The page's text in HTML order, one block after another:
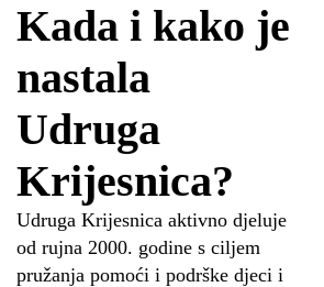
Kada i kako je
nastala
Udruga
Krijesnica?
Udruga Krijesnica aktivno djeluje
od rujna 2000. godine s ciljem
pružanja pomoći i podrške djeci i